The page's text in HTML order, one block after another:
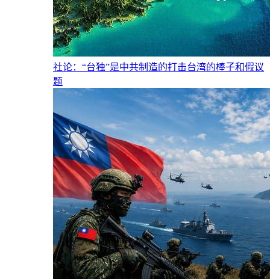
社论：“台独”是中共制造的打击台湾的棒子和假议
题